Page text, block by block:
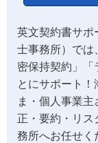
英文契約書サポ
士事務所）では
密保持契約」「
とにサポート！
ま・個人事業
正・要約・リス
務所へお任せく